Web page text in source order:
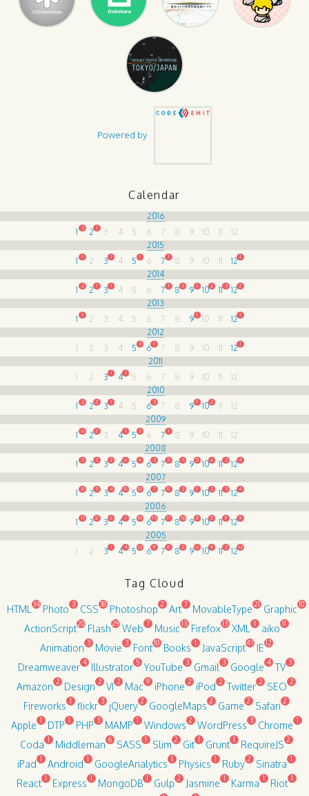
Powered by
Calendar
2016
1 3 2 1 3 4 5 6 7 8 9 10 11
12
2015
1
1 2 3 1 4 5 1 6 7 1 8 9 10 11 121
2014
1 2 2 1 3 1 4 5 6 7 1 8 3 9 1 102 11 3 122
2013
1
1 2 3 4 5 6 7 8 9 1 10 11 121
2012
1
2 3 4 5 3 6 1 7 8 9 10 11 121
2011
1
2 3 1 4 1 5 6 7 8 9 10 11
12
2010
1 2 2 2 3 1 4 5 6 3 7 8 9 1 102 11
12
2009
1 6 2 2 3 4 1 5 2 6 7 1 8 9 10 11
12
2008
1 5 2 3 3 2 4 6 5 4 6 2 7 3 84 9 5 106 11 2 124
2007
1 8 2 5 3 4 4 8 510 6 7 7 8 8 3 9 1 102 11 3 124
2006
1 11 2 8 3 6 4 7 510 615 7 11 810 9 8 105 11 9 129
2005
1
2 3 1 4 4 512 69 7 8 8 2 9 6 104 11 2 1212
Tag Cloud
HTML 34 Photo 3 CSS38 Photoshop 2 Art 7 MovableType 21 Graphic 10
ActionScript20 Flash29 Web 7 Music 13 Firefox 13 XML 1 aiko 11
Animation 3 Movie 3 Font 10 Books 1 JavaScript47 IE 12
Dreamweaver 4 Illustrator 5 YouTube 3 Gmail 3 Google 4 TV 3
Amazon 2 Design 2 VI 2 Mac 9 iPhone 2 iPod 2 Twitter 2 SEO 2
Fireworks 1 flickr 3 jQuery 2 GoogleMaps 2 Game 2 Safari 2
Apple 1 DTP 1 PHP 3 MAMP 1 Windows 2 WordPress 3 Chrome 1
Coda 1 Middleman 6 SASS 1 Slim 2 Git 1 Grunt 1 RequireJS 2
iPad 1 Android 1 GoogleAnalytics 1 Physics 1 Ruby 2 Sinatra 1
React 1 Express 1 MongoDB 1 Gulp 2 Jasmine 1 Karma 1 Riot 1